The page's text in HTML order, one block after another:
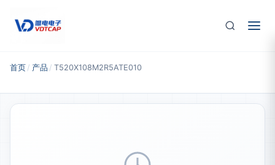
首页 / 产品 / T520X108M2R5ATE010